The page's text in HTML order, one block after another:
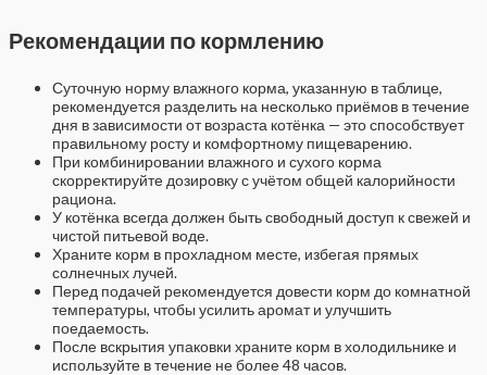
Рекомендации по кормлению
Суточную норму влажного корма, указанную в таблице,
рекомендуется разделить на несколько приёмов в течение
дня в зависимости от возраста котёнка — это способствует
правильному росту и комфортному пищеварению.
При комбинировании влажного и сухого корма
скорректируйте дозировку с учётом общей калорийности
рациона.
У котёнка всегда должен быть свободный доступ к свежей и
чистой питьевой воде.
Храните корм в прохладном месте, избегая прямых
солнечных лучей.
Перед подачей рекомендуется довести корм до комнатной
температуры, чтобы усилить аромат и улучшить
поедаемость.
После вскрытия упаковки храните корм в холодильнике и
используйте в течение не более 48 часов.